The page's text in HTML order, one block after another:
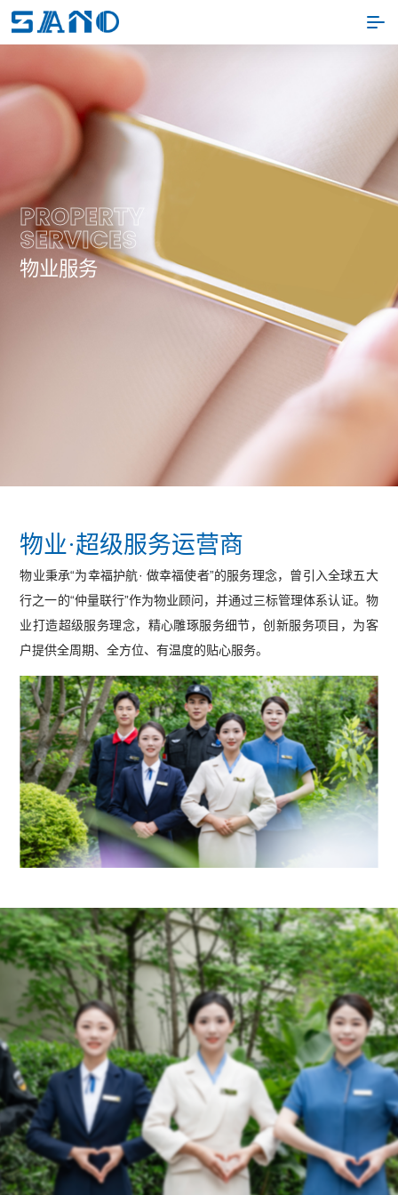
企业简介 发展历程 企业文化
地产开发 建筑建材 物业服务 翡翠珠宝
非遗扎染 投资贸易
热招岗位 简历直递 联系我们
PROPERTY
SERVICES
物业服务
物业·超级服务运营商
物业秉承“为幸福护航· 做幸福使者”的服务理念，曾引入全球五大
行之一的“仲量联行”作为物业顾问，并通过三标管理体系认证。物
业打造超级服务理念，精心雕琢服务细节，创新服务项目，为客
户提供全周期、全方位、有温度的贴心服务。